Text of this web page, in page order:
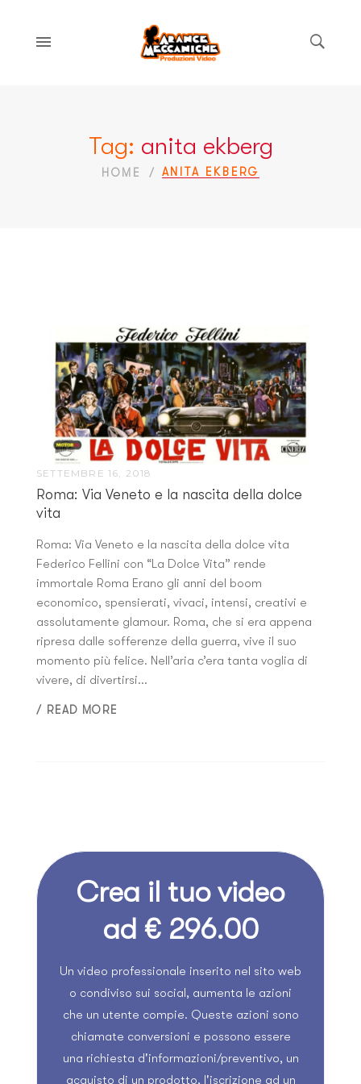
Tag: anita ekberg
HOME ANITA EKBERG
SETTEMBRE 16, 2018
Roma: Via Veneto e la nascita della dolce
vita
Roma: Via Veneto e la nascita della dolce vita
Federico Fellini con “La Dolce Vita” rende
immortale Roma Erano gli anni del boom
economico, spensierati, vivaci, intensi, creativi e
assolutamente glamour. Roma, che si era appena
ripresa dalle sofferenze della guerra, vive il suo
momento più felice. Nell’aria c’era tanta voglia di
vivere, di divertirsi...
/ READ MORE
Crea il tuo video
ad € 296.00
Un video professionale inserito nel sito web
o condiviso sui social, aumenta le azioni
che un utente compie. Queste azioni sono
chiamate conversioni e possono essere
una richiesta d'informazioni/preventivo, un
acquisto di un prodotto, l'iscrizione ad un